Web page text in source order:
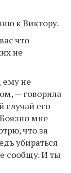
к Виктору.
что
не
ему не
— говорила
случай его
мне
что за
убираться
сообщу. И ты